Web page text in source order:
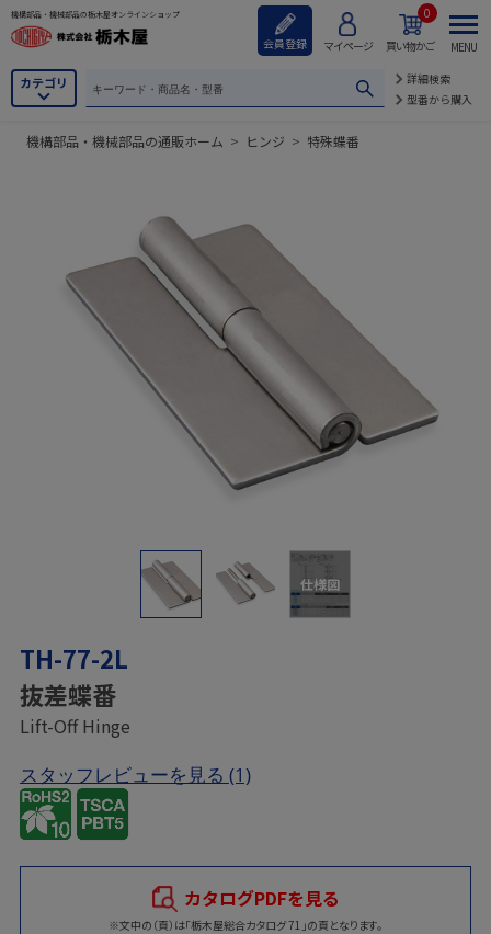
機構部品・機械部品の栃木屋オンラインショップ
会員登録 マイページ 買い物かご
0
カテゴリ
詳細検索
型番から購入
MENU
機構部品・機械部品の通販ホーム > ヒンジ > 特殊蝶番
仕様図
TH-77-2L
抜差蝶番
Lift-Off Hinge
スタッフレビューを見る (1)
カタログPDFを見る
※文中の（頁）は「栃木屋総合カタログ 71」の頁となります。